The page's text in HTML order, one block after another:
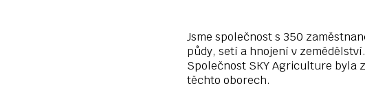
Jsme společnost s 350
půdy, setí a hnojení v zemědělství.
Společnost SKY Agriculture byla
těchto oborech.